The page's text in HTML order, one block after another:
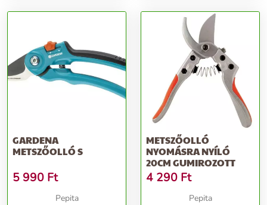
GARDENA
METSZŐOLLÓ S
5 990 Ft
Pepita
METSZŐOLLÓ
NYOMÁSRA NYÍLÓ
20CM GUMIROZOTT
4 290 Ft
Pepita